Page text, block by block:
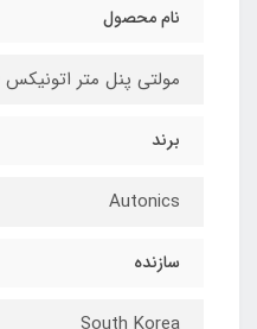
نام محصول
مولتی پنل متر اتونیکس MT4W-DA-40
برند
Autonics
سازنده